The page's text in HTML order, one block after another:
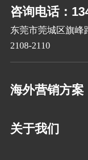
咨询电话：
东莞市莞城区旗峰
2108-2110
海外营销方案
关于我们